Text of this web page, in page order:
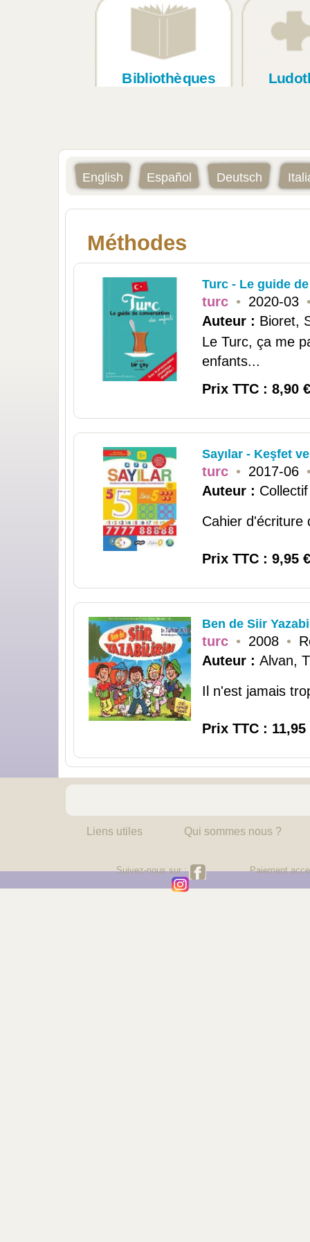
Bibliothèques
English Español Deutsch
Méthodes
Turc - Le guide
turc • 2020-03
Auteur : Bioret,
Le Turc, ça me
enfants...
Prix TTC : 8,90 €
Sayılar - Keşfet
turc • 2017-06
Auteur : Collectif
Cahier d'écriture
Prix TTC : 9,95 €
Ben de Siir
turc • 2008 •
Auteur : Alvan,
Il n'est jamais
Prix TTC : 11,95
Liens utiles Qui sommes nous ?
Suivez-nous sur : Paiement